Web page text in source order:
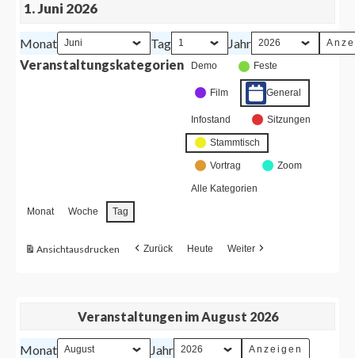
1. Juni 2026
Monat Tag
Jahr
Veranstaltungskategorien
Demo Feste
Film General
Infostand Sitzungen
Stammtisch
Vortrag Zoom
Alle Kategorien
Monat Woche Tag
Ansichtausdrucken Zurück Heute Weiter
Veranstaltungen im August 2026
Monat Jahr